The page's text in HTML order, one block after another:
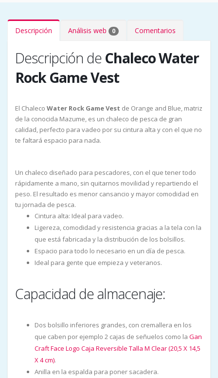
Descripción Análisis web 0 Comentarios
Descripción de Chaleco Water
Rock Game Vest
El Chaleco Water Rock Game Vest de Orange and Blue, matriz
de la conocida Mazume, es un chaleco de pesca de gran
calidad, perfecto para vadeo por su cintura alta y con el que no
te faltará espacio para nada.
Un chaleco diseñado para pescadores, con el que tener todo
rápidamente a mano, sin quitarnos movilidad y repartiendo el
peso. El resultado es menor cansancio y mayor comodidad en
tu jornada de pesca.
Cintura alta: Ideal para vadeo.
Ligereza, comodidad y resistencia gracias a la tela con la
que está fabricada y la distribución de los bolsillos.
Espacio para todo lo necesario en un día de pesca.
Ideal para gente que empieza y veteranos.
Capacidad de almacenaje:
Dos bolsillo inferiores grandes, con cremallera en los
que caben por ejemplo 2 cajas de señuelos como la Gan
Craft Face Logo Caja Reversible Talla M Clear (20,5 X 14,5
X 4 cm).
Anilla en la espalda para poner sacadera.